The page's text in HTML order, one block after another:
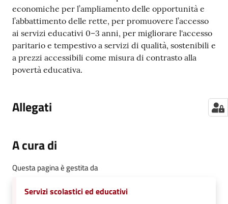
economiche per l’ampliamento delle opportunità e
l’abbattimento delle rette, per promuovere l’accesso
ai servizi educativi 0–3 anni, per migliorare l'accesso
paritario e tempestivo a servizi di qualità, sostenibili e
a prezzi accessibili come misura di contrasto alla
povertà educativa.
Allegati
A cura di
Questa pagina è gestita da
Servizi scolastici ed educativi